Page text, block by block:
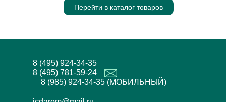
Перейти в каталог товаров
8 (495) 924-34-35
8 (495) 781-59-24
8 (985) 924-34-35 (МОБИЛЬНЫЙ)